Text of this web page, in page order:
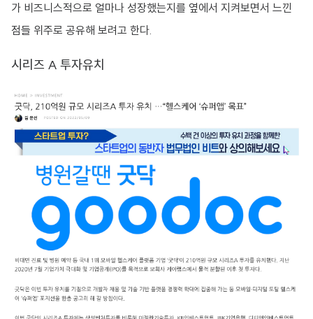
가 비즈니스적으로 얼마나 성장했는지를 옆에서 지켜보면서 느낀
점들 위주로 공유해 보려고 한다.
시리즈 A 투자유치